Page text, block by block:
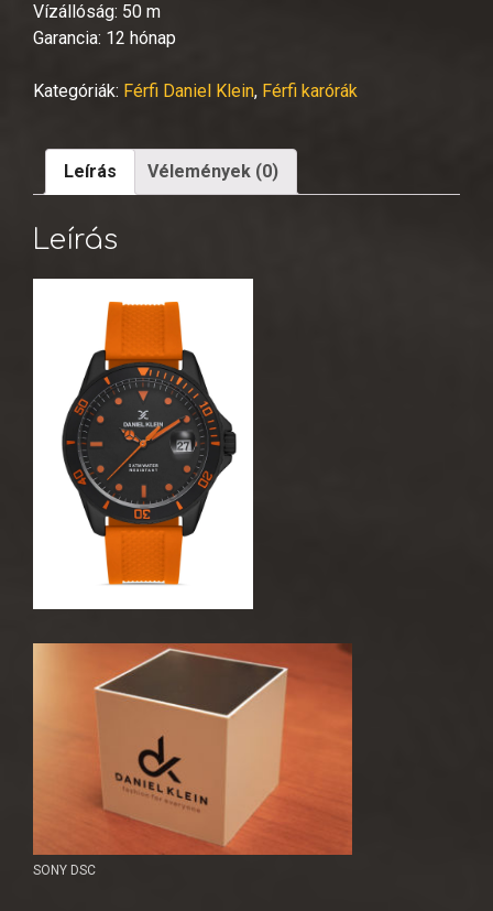
Vízállóság: 50 m
Garancia: 12 hónap
Kategóriák: Férfi Daniel Klein, Férfi karórák
Leírás Vélemények (0)
Leírás
SONY DSC